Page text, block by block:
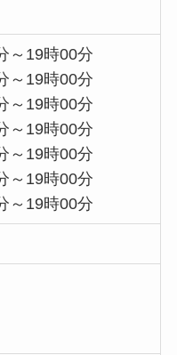
～19時00分
～19時00分
～19時00分
～19時00分
～19時00分
～19時00分
～19時00分